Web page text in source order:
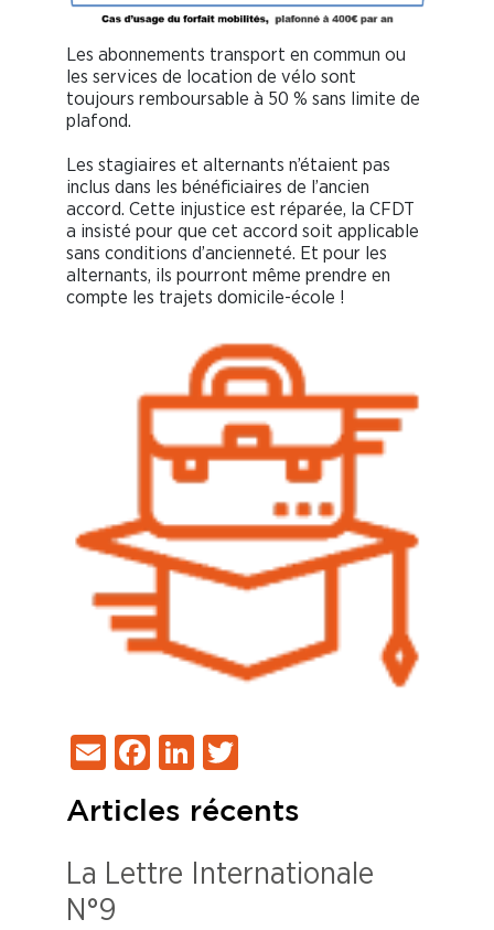
Les abonnements transport en commun ou
les services de location de vélo sont
toujours remboursable à 50 % sans limite de
plafond.
Les stagiaires et alternants n’étaient pas
inclus dans les bénéficiaires de l’ancien
accord. Cette injustice est réparée, la CFDT
a insisté pour que cet accord soit applicable
sans conditions d’ancienneté. Et pour les
alternants, ils pourront même prendre en
compte les trajets domicile-école !
EmailFacebook
LinkedIn
Articles récents
La Lettre Internationale
N°9